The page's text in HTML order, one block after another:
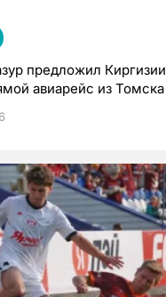
предложил Киргизии
авиарейс из Томска